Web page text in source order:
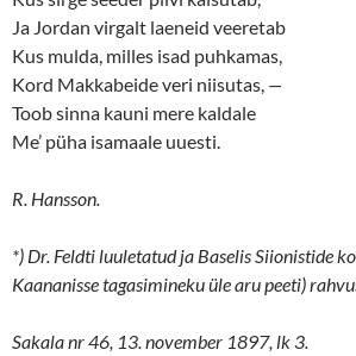
Ja Jordan virgalt laeneid veeretab
Kus mulda, milles isad puhkamas,
Kord Makkabeide veri niisutas, —
Toob sinna kauni mere kaldale
Me’ püha isamaale uuesti.
R. Hansson.
*) Dr. Feldti luuletatud ja Baselis Siionistide
Kaananisse tagasimineku üle aru peeti)
Sakala nr 46, 13. november 1897, lk 3.